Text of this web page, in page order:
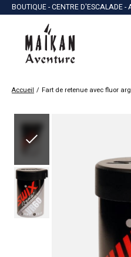
BOUTIQUE - CENTRE D'ESCALADE -
Accueil / Fart de retenue avec fluor